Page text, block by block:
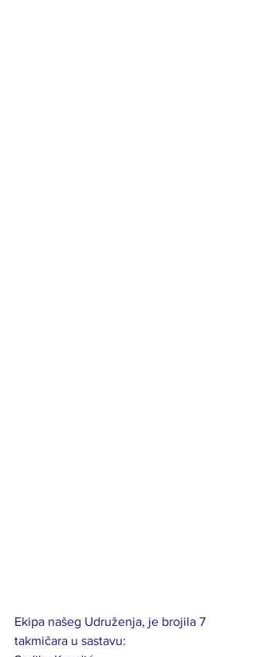
Ekipa našeg Udruženja, je brojila 7
takmičara u sastavu: